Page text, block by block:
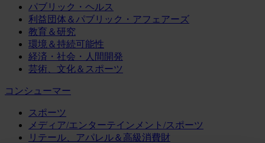
パブリック・ヘルス
利益団体＆パブリック・アフェアーズ
教育＆研究
環境＆持続可能性
経済・社会・人間開発
芸術、文化＆スポーツ
コンシューマー
スポーツ
メディア/エンターテインメント/スポーツ
リテール、アパレル＆高級消費財